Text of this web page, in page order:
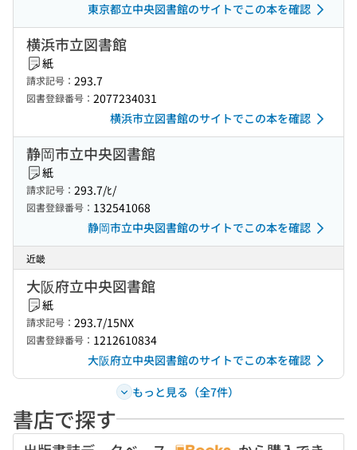
東京都立中央図書館のサイトでこの本を確認
横浜市立図書館
紙
請求記号： 293.7
図書登録番号： 2077234031
横浜市立図書館のサイトでこの本を確認
静岡市立中央図書館
紙
請求記号： 293.7/ﾋ/
図書登録番号： 132541068
静岡市立中央図書館のサイトでこの本を確認
近畿
大阪府立中央図書館
紙
請求記号： 293.7/15NX
図書登録番号： 1212610834
大阪府立中央図書館のサイトでこの本を確認
もっと見る（全7件）
書店で探す